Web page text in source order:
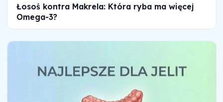
Łosoś kontra Makrela: Która ryba ma więcej
Omega-3?